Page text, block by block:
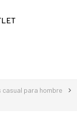
para hombre